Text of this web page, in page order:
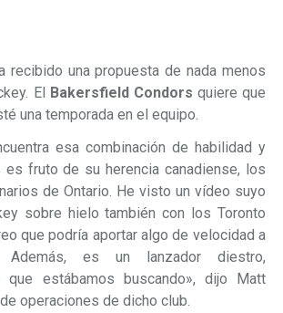
recibido una propuesta de nada menos
El Bakersfield Condors quiere que
una temporada en el equipo.
esa combinación de habilidad y
es fruto de su herencia canadiense, los
de Ontario. He visto un vídeo suyo
sobre hielo también con los Toronto
que podría aportar algo de velocidad a
Además, es un lanzador diestro,
que estábamos buscando», dijo Matt
operaciones de dicho club.